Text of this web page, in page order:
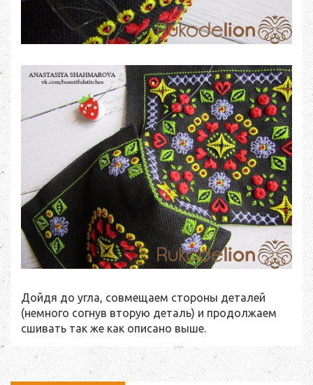
Дойдя до угла, совмещаем стороны деталей
(немного согнув вторую деталь) и продолжаем
сшивать так же как описано выше.